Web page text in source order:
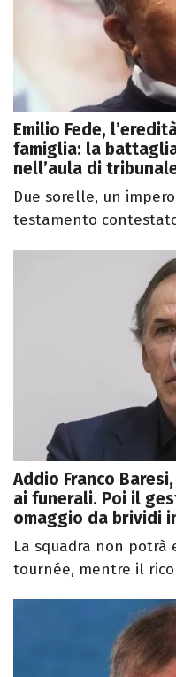
Emilio Fede,
famiglia: la
nell’aula di
Due sorelle, un
testamento
Addio Franco
ai funerali. Poi il
omaggio da brividi
La squadra non potrà
tournée, mentre il